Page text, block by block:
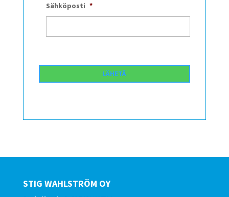
Sähköposti *
STIG WAHLSTRÖM OY